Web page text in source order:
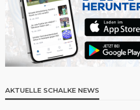
AKTUELLE SCHALKE NEWS